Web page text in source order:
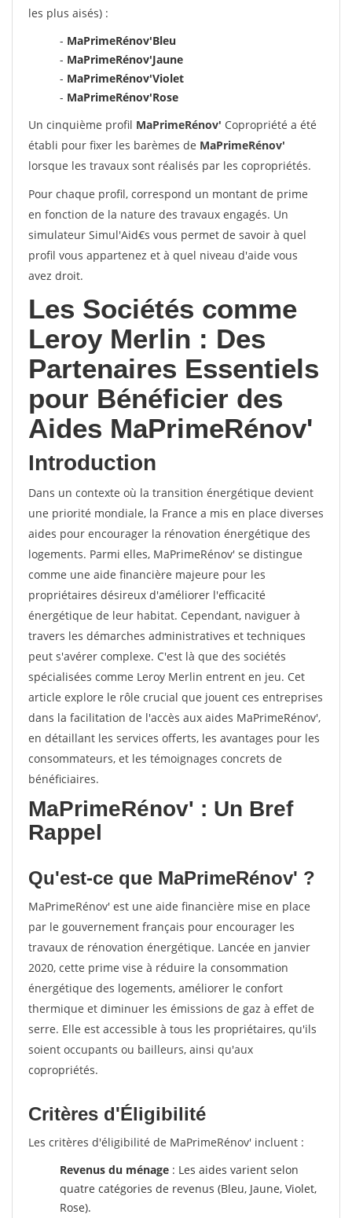
les plus aisés) :
- MaPrimeRénov'Bleu
- MaPrimeRénov'Jaune
- MaPrimeRénov'Violet
- MaPrimeRénov'Rose
Un cinquième profil MaPrimeRénov' Copropriété a été
établi pour fixer les barèmes de MaPrimeRénov'
lorsque les travaux sont réalisés par les copropriétés.
Pour chaque profil, correspond un montant de prime
en fonction de la nature des travaux engagés. Un
simulateur Simul'Aid€s vous permet de savoir à quel
profil vous appartenez et à quel niveau d'aide vous
avez droit.
Les Sociétés comme
Leroy Merlin : Des
Partenaires Essentiels
pour Bénéficier des
Aides MaPrimeRénov'
Introduction
Dans un contexte où la transition énergétique devient
une priorité mondiale, la France a mis en place diverses
aides pour encourager la rénovation énergétique des
logements. Parmi elles, MaPrimeRénov' se distingue
comme une aide financière majeure pour les
propriétaires désireux d'améliorer l'efficacité
énergétique de leur habitat. Cependant, naviguer à
travers les démarches administratives et techniques
peut s'avérer complexe. C'est là que des sociétés
spécialisées comme Leroy Merlin entrent en jeu. Cet
article explore le rôle crucial que jouent ces entreprises
dans la facilitation de l'accès aux aides MaPrimeRénov',
en détaillant les services offerts, les avantages pour les
consommateurs, et les témoignages concrets de
bénéficiaires.
MaPrimeRénov' : Un Bref
Rappel
Qu'est-ce que MaPrimeRénov' ?
MaPrimeRénov' est une aide financière mise en place
par le gouvernement français pour encourager les
travaux de rénovation énergétique. Lancée en janvier
2020, cette prime vise à réduire la consommation
énergétique des logements, améliorer le confort
thermique et diminuer les émissions de gaz à effet de
serre. Elle est accessible à tous les propriétaires, qu'ils
soient occupants ou bailleurs, ainsi qu'aux
copropriétés.
Critères d'Éligibilité
Les critères d'éligibilité de MaPrimeRénov' incluent :
Revenus du ménage : Les aides varient selon
quatre catégories de revenus (Bleu, Jaune, Violet,
Rose).